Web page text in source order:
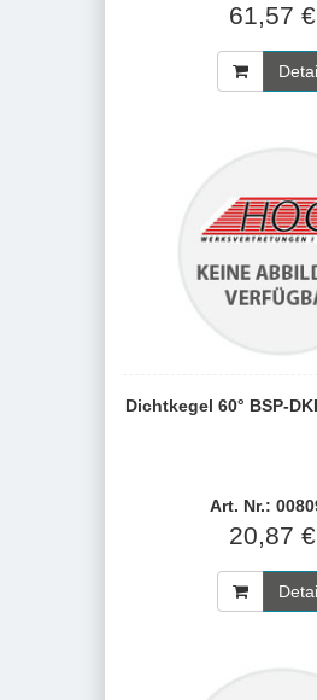
61,57
Dichtkegel 60° BSP-
Art. Nr.:
20,87